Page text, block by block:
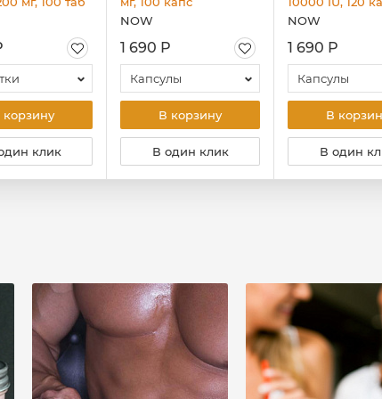
корзину
клик
NOW
1 690 Р
Капсулы
В корзину
В один клик
NOW
1 690 Р
Капсулы
В
В один